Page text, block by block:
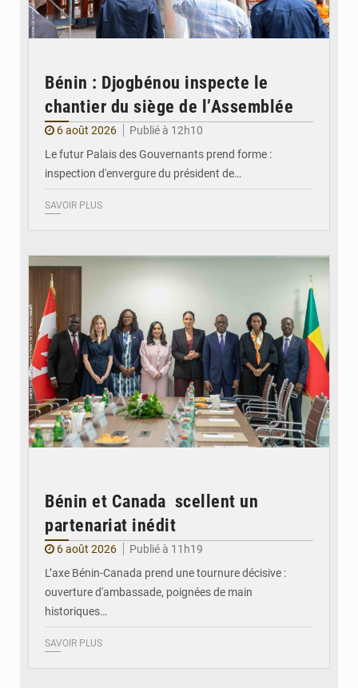
Bénin : Djogbénou inspecte le
chantier du siège de l’Assemblée
6 août 2026
Publié à 12h10
Le futur Palais des Gouvernants prend forme :
inspection d'envergure du président de…
SAVOIR PLUS
Bénin et Canada scellent un
partenariat inédit
6 août 2026
Publié à 11h19
L’axe Bénin-Canada prend une tournure décisive :
ouverture d'ambassade, poignées de main
historiques…
SAVOIR PLUS